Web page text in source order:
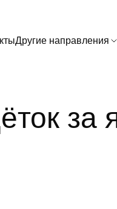
Другие направления
за